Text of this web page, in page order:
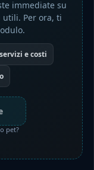
immediate su
Per ora, ti
e costi
pet?